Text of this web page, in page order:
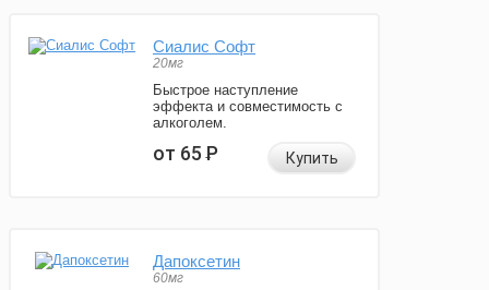
Сиалис Софт
20мг
Быстрое наступление
эффекта и совместимость с
алкоголем.
от 65Р Купить
Дапоксетин
60мг